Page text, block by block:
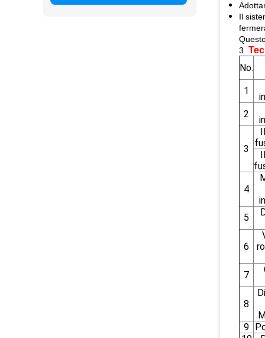
Il
3.
No.
1
2
3
4
5
6
7
8
9